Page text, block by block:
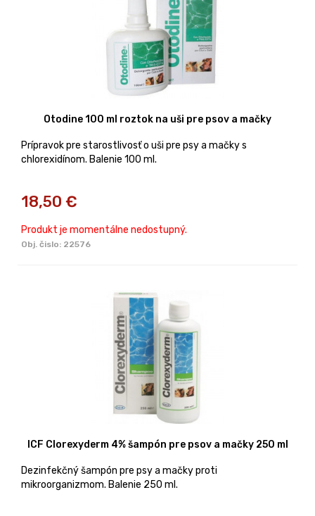
Otodine 100 ml roztok na uši pre psov a mačky
Prípravok pre starostlivosť o uši pre psy a mačky s
chlorexidínom. Balenie 100 ml.
18,50 €
Produkt je momentálne nedostupný.
Obj. čislo: 22576
ICF Clorexyderm 4% šampón pre psov a mačky 250 ml
Dezinfekčný šampón pre psy a mačky proti
mikroorganizmom. Balenie 250 ml.